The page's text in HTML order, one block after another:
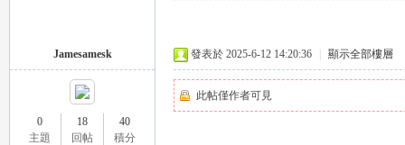
Jamesamesk
0
主題
18
回帖
40
積分
發表於 2025-6-12 14:20:36 顯示全部樓層
此帖僅作者可見